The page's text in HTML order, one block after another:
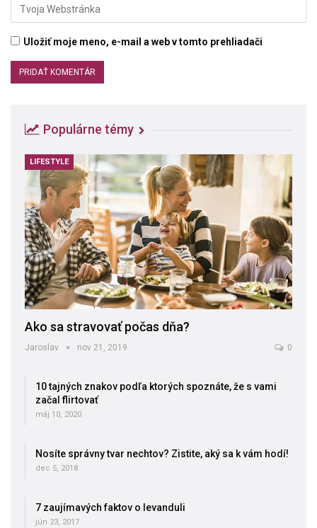
Uložiť moje meno, e-mail a web v tomto prehliadači
Populárne témy
LIFESTYLE
Ako sa stravovať počas dňa?
Jaroslav nov 21, 2019 0
10 tajných znakov podľa ktorých spoznáte, že s vami
začal flirtovať
máj 10, 2020
Nosíte správny tvar nechtov? Zistite, aký sa k vám hodí!
dec 5, 2018
7 zaujímavých faktov o levanduli
jún 23, 2017